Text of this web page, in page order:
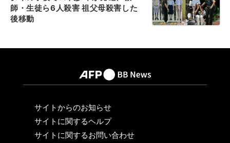
師・生徒ら6人殺害 祖父母殺害した
後移動
サイトからのお知らせ
サイトに関するヘルプ
サイトに関するお問い合わせ